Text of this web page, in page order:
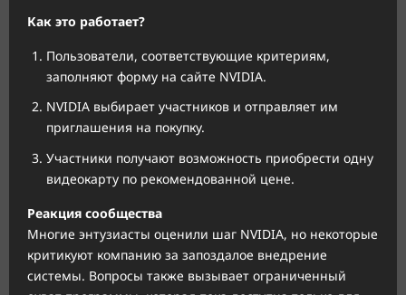
Как это работает?
Пользователи, соответствующие критериям,
заполняют форму на сайте NVIDIA.
NVIDIA выбирает участников и отправляет им
приглашения на покупку.
Участники получают возможность приобрести одну
видеокарту по рекомендованной цене.
Реакция сообщества
Многие энтузиасты оценили шаг NVIDIA, но некоторые
критикуют компанию за запоздалое внедрение
системы. Вопросы также вызывает ограниченный